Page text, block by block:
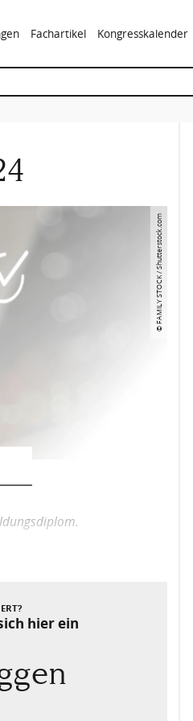
Fachartikel Kongresskalender
© FAMILY STOCK / Shutterstock.com
hier ein